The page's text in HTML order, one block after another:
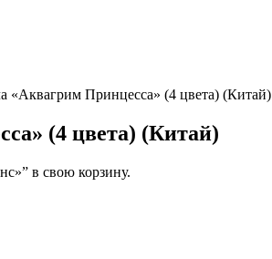
«Аквагрим Принцесса» (4 цвета) (Китай)
(4 цвета) (Китай)
в свою корзину.